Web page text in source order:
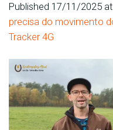
Published 17/11/2025 at
precisa do movimento
Tracker 4G